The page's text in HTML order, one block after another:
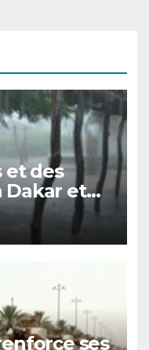
et des
Dakar et
ce
ses